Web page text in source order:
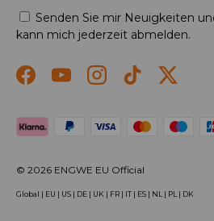
Senden Sie mir Neuigkeiten
kann mich jederzeit abmelden.
FacebookYouTubeInstagramTikTokTwitter
Akzeptierte
© 2026 ENGWE EU Official
Global | EU | US | DE | UK | FR | IT | ES | NL | PL | DK